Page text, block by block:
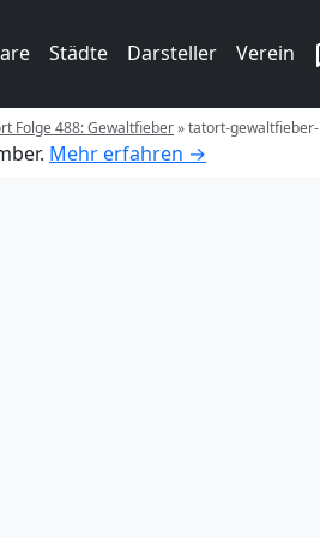
Städte Darsteller Verein
Folge 488: Gewaltfieber»tatort-
Mehr erfahren →